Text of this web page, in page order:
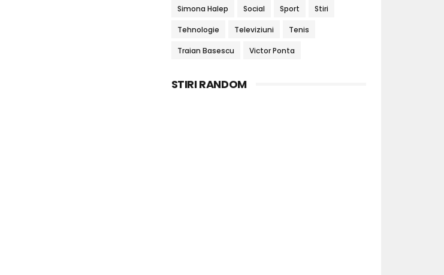
Simona Halep Social Sport Stiri
Tehnologie Televiziuni Tenis
Traian Basescu Victor Ponta
STIRI RANDOM